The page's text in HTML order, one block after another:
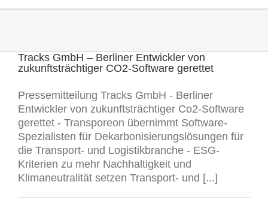
Tracks GmbH – Berliner Entwickler von
zukunftsträchtiger CO2-Software gerettet
Pressemitteilung Tracks GmbH - Berliner
Entwickler von zukunftsträchtiger Co2-Software
gerettet - Transporeon übernimmt Software-
Spezialisten für Dekarbonisierungslösungen für
die Transport- und Logistikbranche - ESG-
Kriterien zu mehr Nachhaltigkeit und
Klimaneutralität setzen Transport- und [...]